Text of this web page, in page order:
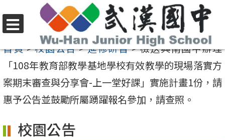
至
內
容
選
單
首頁>校園公告>進修研習>檢送興南國中辦理
「108年教育部教學基地學校有效教學的現場落實方
案期末審查與分享會-上一堂好課」實施計畫1份，請
惠予公告並鼓勵所屬踴躍報名參加，請查照。
校園公告